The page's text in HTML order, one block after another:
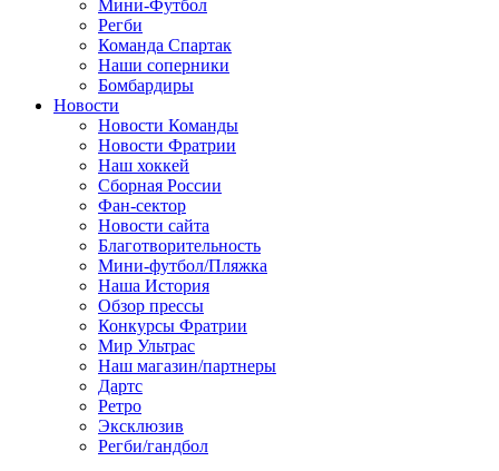
Мини-Футбол
Регби
Команда Спартак
Наши соперники
Бомбардиры
Новости
Новости Команды
Новости Фратрии
Наш хоккей
Сборная России
Фан-cектор
Новости сайта
Благотворительность
Мини-футбол/Пляжка
Наша История
Обзор прессы
Конкурсы Фратрии
Мир Ультрас
Наш магазин/партнеры
Дартс
Ретро
Эксклюзив
Регби/гандбол